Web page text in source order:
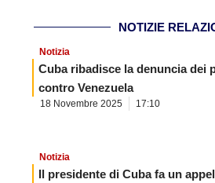
NOTIZIE
Notizia
Cuba ribadisce la denuncia dei
contro Venezuela
18 Novembre 2025 17:10
Notizia
Il presidente di Cuba fa un